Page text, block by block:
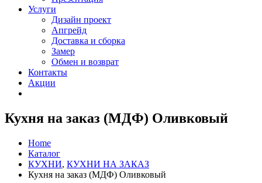
Услуги
Дизайн проект
Апгрейд
Доставка и сборка
Замер
Обмен и возврат
Контакты
Акции
Кухня на заказ (МДФ) Оливковый
Home
Каталог
КУХНИ, КУХНИ НА ЗАКАЗ
Кухня на заказ (МДФ) Оливковый